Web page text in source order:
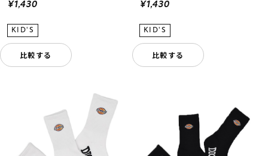
¥1,430
比較する
¥1,430
比較する